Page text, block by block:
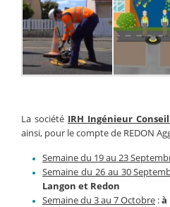
La société IRH Ingénieur
ainsi, pour le compte de REDON
Semaine du 19 au 23
Semaine du 26 au 30
Langon et Redon
Semaine du 3 au 7 Octobre :à